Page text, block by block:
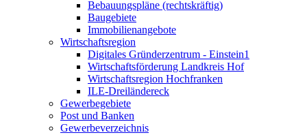
Bebauungspläne (rechtskräftig)
Baugebiete
Immobilienangebote
Wirtschaftsregion
Digitales Gründerzentrum - Einstein1
Wirtschaftsförderung Landkreis Hof
Wirtschaftsregion Hochfranken
ILE-Dreiländereck
Gewerbegebiete
Post und Banken
Gewerbeverzeichnis